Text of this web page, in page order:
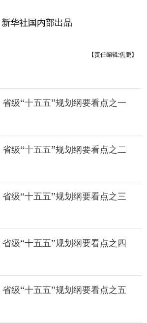
新华社国内部出品
【责任编辑:焦鹏】
级“十五五”规划纲要看点之一
级“十五五”规划纲要看点之二
级“十五五”规划纲要看点之三
级“十五五”规划纲要看点之四
级“十五五”规划纲要看点之五